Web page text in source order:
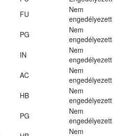
FU
Nem
engedélyezett
PG
Nem
engedélyezett
IN
Nem
engedélyezett
AC
Nem
engedélyezett
HB
Nem
engedélyezett
PG
Nem
engedélyezett
Nem